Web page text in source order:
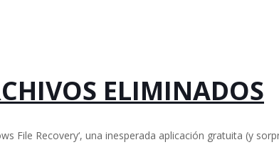
ELIMINADOS
File Recovery‘, una inesperada aplicación gratuita (y